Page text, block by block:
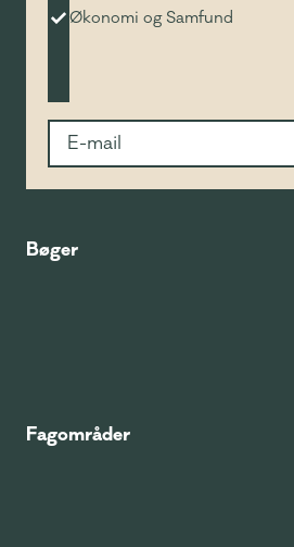
Økonomi og Samfund
Bøger
Fagområder